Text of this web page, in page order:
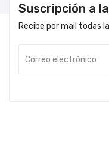
Suscripción a
Recibe por mail todas